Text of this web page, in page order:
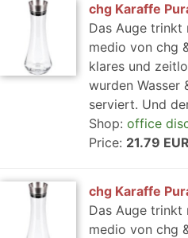
chg Karaffe
Das Auge trinkt
medio von chg
klares und
wurden Wasser
serviert. Und
Shop: office
Price: 21.79 EUR
chg Karaffe
Das Auge trinkt
medio von chg